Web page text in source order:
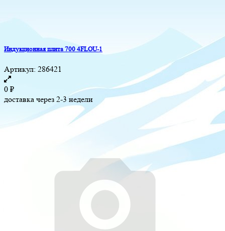
Индукционная плита 700 4FLOU-1
Артикул: 286421
0 ₽
доставка через 2-3 недели